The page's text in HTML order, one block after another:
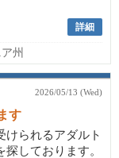
詳細
州
2026/05/13 (Wed)
す
けられるアダルト
しております。